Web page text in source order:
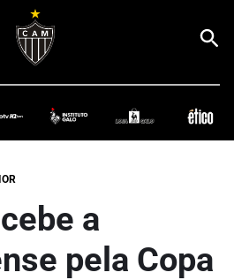
a
pela Copa